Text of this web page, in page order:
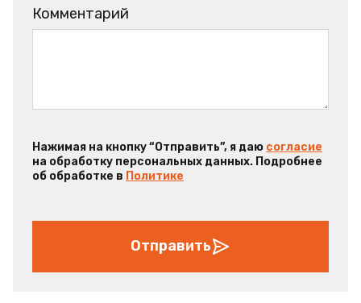
Комментарий
Нажимая на кнопку “Отправить”, я даю согласие
на обработку персональных данных. Подробнее
об обработке в Политике
Отправить